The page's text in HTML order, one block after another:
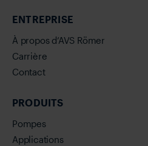
ENTREPRISE
À propos d’AVS Römer
Carrière
Contact
PRODUITS
Pompes
Applications